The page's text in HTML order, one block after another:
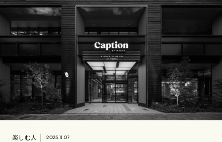
楽しむ人 2025.11.07